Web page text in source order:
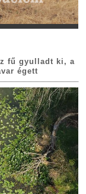
fű gyulladt ki, a
égett